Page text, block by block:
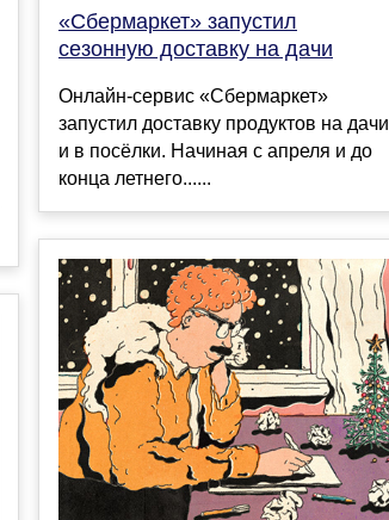
«Сбермаркет» запустил
сезонную доставку на дачи
Онлайн-сервис «Сбермаркет»
запустил доставку продуктов на дачи
и в посёлки. Начиная с апреля и до
конца летнего......